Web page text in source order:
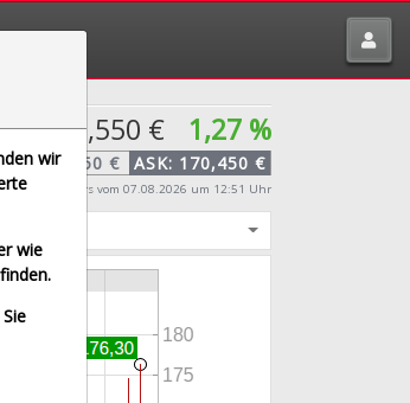
169,550 € 1,27 %
168,650 € ASK: 170,450 €
Aktienkurs vom 07.08.2026 um 12:51 Uhr
wir
wie